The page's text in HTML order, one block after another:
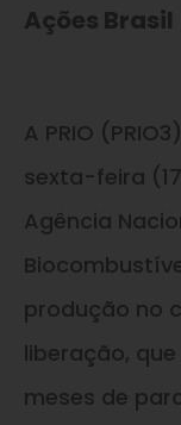
Ações Brasil
A PRIO
sexta-feira
Agência
produção no
liberação,
meses de